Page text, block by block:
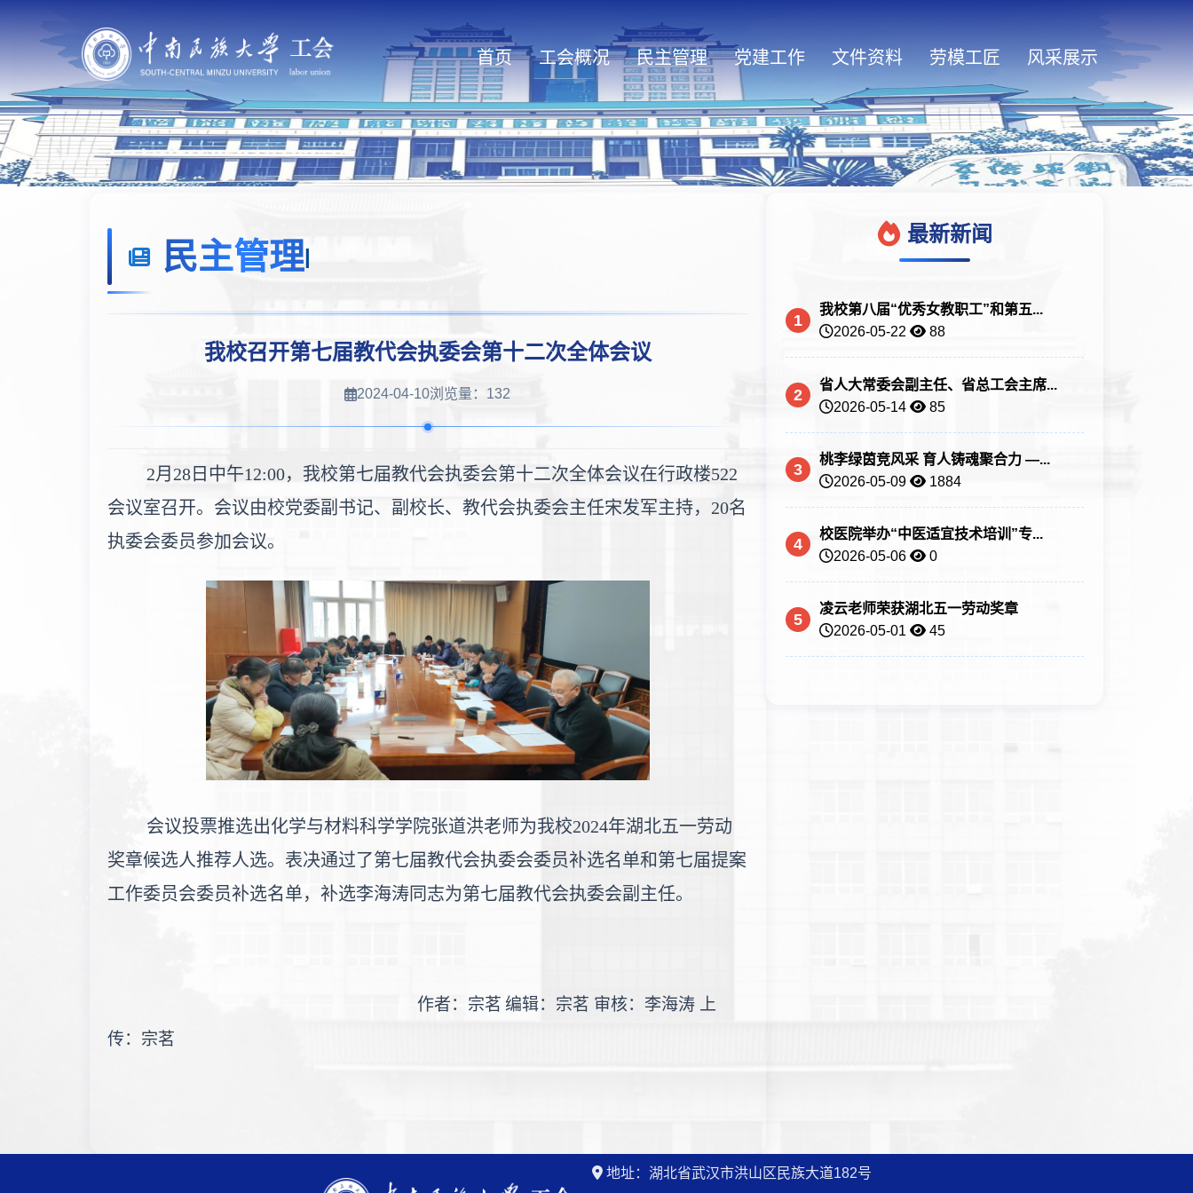
首页 工会概况 民主管理 党建工作 文件资料 劳模工匠 风采展示
民主管理|
我校召开第七届教代会执委会第十二次全体会议
2024-04-10浏览量： 132
2月28日中午12:00，我校第七届教代会执委会第十二次全体会议在行政楼522
会议室召开。会议由校党委副书记、副校长、教代会执委会主任宋发军主持，20名
执委会委员参加会议。
会议投票推选出化学与材料科学学院张道洪老师为我校2024年湖北五一劳动
奖章候选人推荐人选。表决通过了第七届教代会执委会委员补选名单和第七届提案
工作委员会委员补选名单，补选李海涛同志为第七届教代会执委会副主任。
作者：宗茗 编辑：宗茗 审核：李海涛
上
传：宗茗
最新新闻
1
我校第八届“优秀女教职工”和第五...
2026-05-22
88
2
省人大常委会副主任、省总工会主席...
2026-05-14
85
3
桃李绿茵竞风采 育人铸魂聚合力 —...
2026-05-09
1884
4
校医院举办“中医适宜技术培训”专...
2026-05-06
0
5
凌云老师荣获湖北五一劳动奖章
2026-05-01
45
地址：湖北省武汉市洪山区民族大道182号